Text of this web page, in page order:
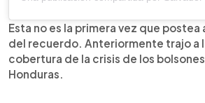
Esta no es la primera vez que postea
del recuerdo. Anteriormente trajo a
cobertura de la crisis de los
Honduras.